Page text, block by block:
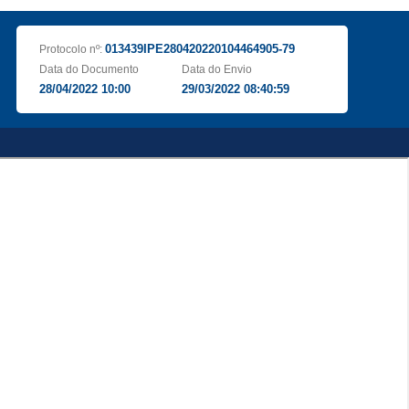
Protocolo nº: 013439IPE280420220104464905-79
Data do Documento
28/04/2022 10:00
Data do Envio
29/03/2022 08:40:59